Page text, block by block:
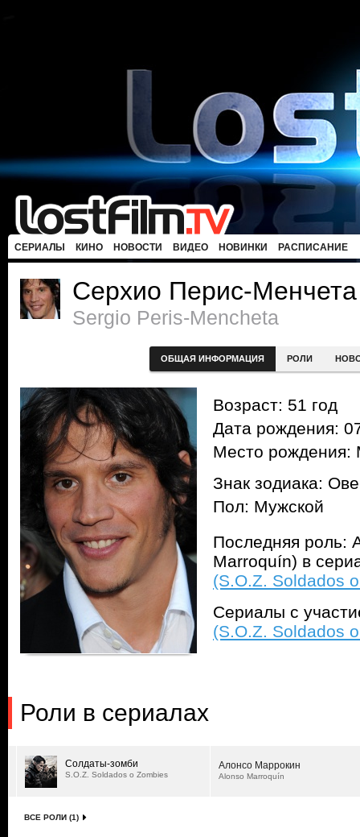
СЕРИАЛЫ КИНО НОВОСТИ ВИДЕО НОВИНКИ РАСПИСАНИЕ
Серхио Перис-Менчета
Sergio Peris-Mencheta
ОБЩАЯ ИНФОРМАЦИЯ РОЛИ
Возраст: 51 год
Дата рождения:
Место рождения:
Знак зодиака:
Пол: Мужской
Последняя роль:
Marroquín) в
(S.O.Z. Soldados
Сериалы с
(S.O.Z. Soldados
Роли в сериалах
Солдаты-зомби
S.O.Z. Soldados o Zombies
Алонсо Маррокин
Alonso Marroquín
ВСЕ РОЛИ (1)